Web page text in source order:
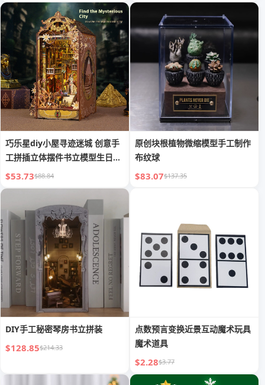
巧乐星diy小屋寻迹迷城 创意手
工拼插立体摆件书立模型生日礼
物
$53.73$88.84
原创块根植物微缩模型手工制作
布纹球
$83.07$137.35
DIY手工秘密琴房书立拼装
$128.85$214.33
点数预言变换近景互动魔术玩具
魔术道具
$2.28$3.77